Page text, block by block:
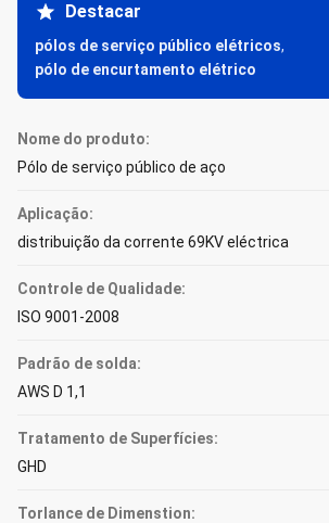
Destacar
pólos de serviço público elétricos,
pólo de encurtamento elétrico
Nome do produto:
Pólo de serviço público de aço
Aplicação:
distribuição da corrente 69KV eléctrica
Controle de Qualidade:
ISO 9001-2008
Padrão de solda:
AWS D 1,1
Tratamento de Superfícies:
GHD
Torlance de Dimenstion: